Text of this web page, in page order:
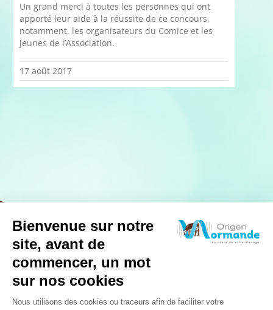
Un grand merci à toutes les personnes qui ont
apporté leur aide à la réussite de ce concours,
notamment, les organisateurs du Comice et les
jeunes de l’Association.
17 août 2017